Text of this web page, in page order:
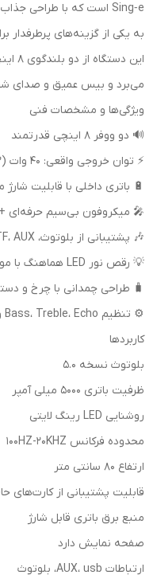
به یکی از گزینه‌های
می‌برد و بیس عمیق و صدای
ویژگی‌ها و مشخصات فنی
🔊 دو ووفر 8 اینچی قدرتمند
⚡ توان خروجی واقعی: 40 وات (2×20W RMS)
🔋 باتری داخلی با قابلیت
🎤 میکروفون بی‌سیم حرفه‌ای
🎶 پشتیبانی از بلوتوث، USB، TF، AUX و رادیو FM
💡 رقص نور LED هماهنگ با موسیقی
🧳 طراحی چمدانی با چرخ و
⚙️ تنظیم Bass، Treble، Echo و ولوم میکروفون
کاربردها
بلوتوث نسخه 5.0
ظرفیت باتری 5000 میلی آمپر
روشنایی LED رینگ لایتی
محدوده فرکانس 100HZ-20KHZ
ارتفاع 80 سانتی متر
قابلیت پشتیبانی از کارت‌های
منبع برق باتری قابل شارژ
صفحه نمایش دارد
ارتباطات AUX، usb، بلوتوث